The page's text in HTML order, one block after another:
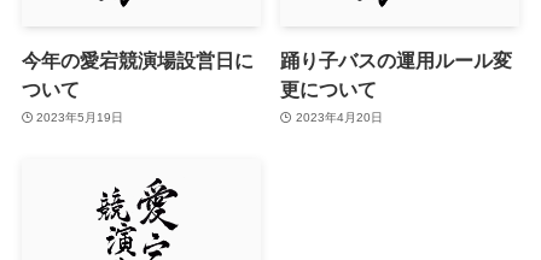
今年の愛宕競演場設営日に
ついて
2023年5月19日
踊り子バスの運用ルール変
更について
2023年4月20日